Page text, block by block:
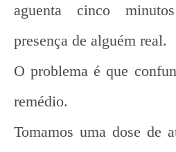
aguenta cinco
presença de alguém real.
O problema é que
remédio.
Tomamos uma dose de